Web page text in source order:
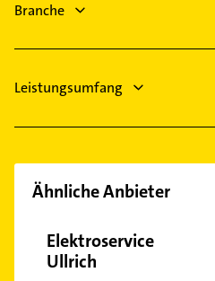
Krankengymnastik
Branche
Leistungsumfang
Ähnliche Anbieter
Elektroservice
Ullrich